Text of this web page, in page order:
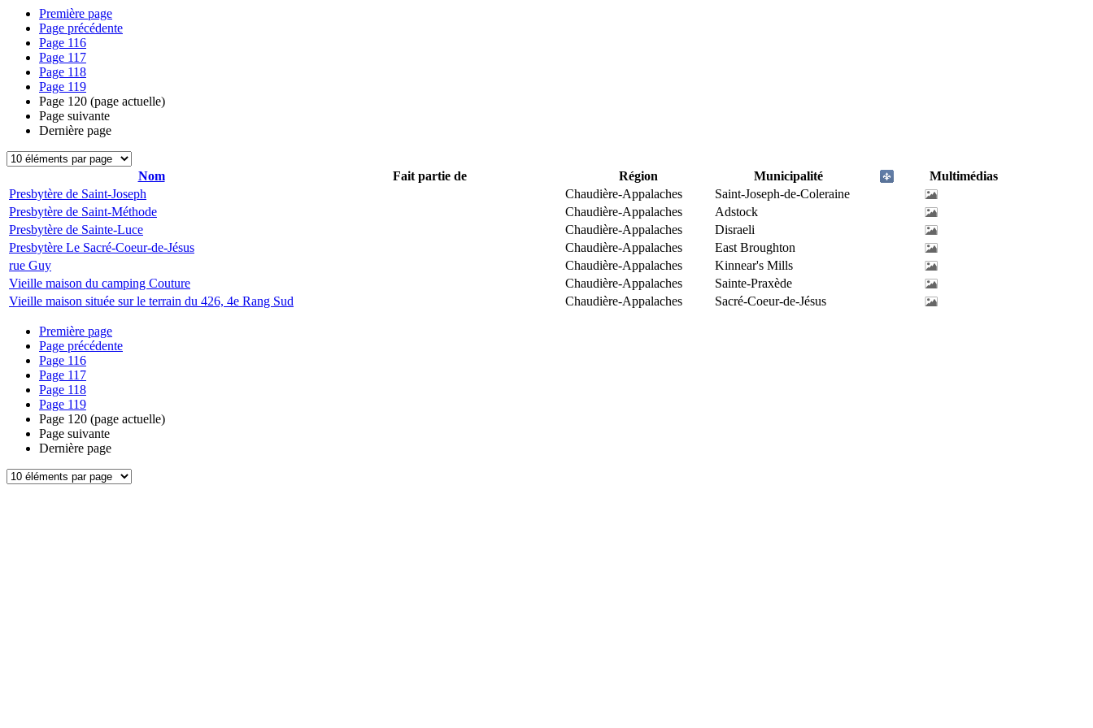
Première page
Page précédente
Page 116
Page 117
Page 118
Page 119
Page 120 (page actuelle)
Page suivante
Dernière page
Nom Fait partie de Région Municipalité
Multimédias
Presbytère de Saint-Joseph
Chaudière-Appalaches
Saint-Joseph-de-Coleraine
Presbytère de Saint-Méthode
Chaudière-Appalaches
Adstock
Presbytère de Sainte-Luce
Chaudière-Appalaches
Disraeli
Presbytère Le Sacré-Coeur-de-Jésus
Chaudière-Appalaches
East Broughton
rue Guy
Chaudière-Appalaches
Kinnear's Mills
Vieille maison du camping Couture
Chaudière-Appalaches
Sainte-Praxède
Vieille maison située sur le terrain du 426, 4e Rang Sud
Chaudière-Appalaches Sacré-Coeur-de-Jésus
Première page
Page précédente
Page 116
Page 117
Page 118
Page 119
Page 120 (page actuelle)
Page suivante
Dernière page